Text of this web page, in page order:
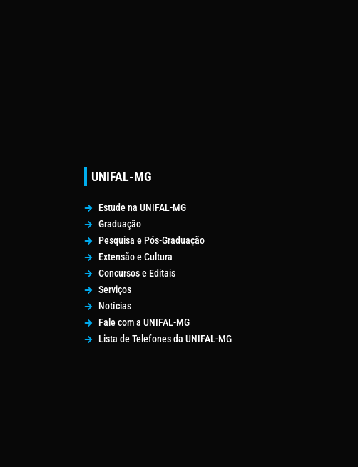
UNIFAL-MG
Estude na UNIFAL-MG
Graduação
Pesquisa e Pós-Graduação
Extensão e Cultura
Concursos e Editais
Serviços
Notícias
Fale com a UNIFAL-MG
Lista de Telefones da UNIFAL-MG